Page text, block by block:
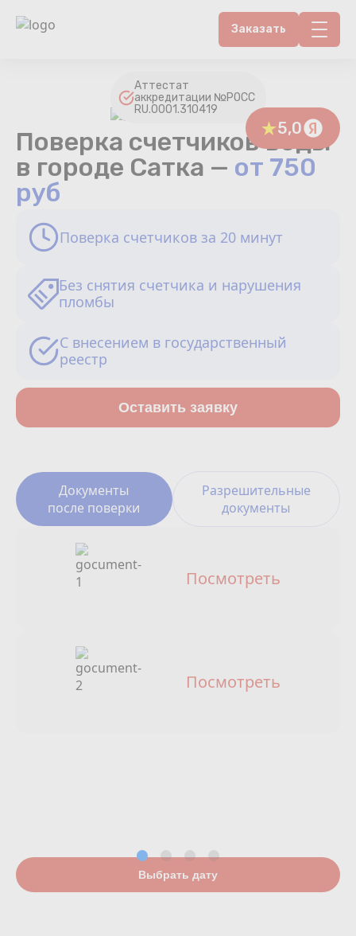
Заказать
Счетчики воды
Теплосчетчики
Услуги лаборатории
Районы
Аршин
Сотрудничество
Юридические лица
О нас
Бонусы
Официальный партнёр mos.ru
Аттестат
аккредитации №РОСС
RU.0001.310419
5,0
Поверка счетчиков воды
в городе Сатка — от 750
руб
Поверка счетчиков за 20 минут
Без снятия счетчика и нарушения
пломбы
С внесением в государственный
реестр
Оставить заявку
Документы
после поверки
Разрешительные
документы
Посмотреть
Посмотреть
Выбрать дату